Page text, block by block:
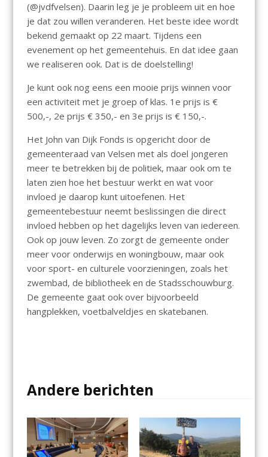
(@jvdfvelsen). Daarin leg je je probleem uit en hoe
je dat zou willen veranderen. Het beste idee wordt
bekend gemaakt op 22 maart. Tijdens een
evenement op het gemeentehuis. En dat idee gaan
we realiseren ook. Dat is de doelstelling!
Je kunt ook nog eens een mooie prijs winnen voor
een activiteit met je groep of klas. 1e prijs is €
500,-, 2e prijs € 350,- en 3e prijs is € 150,-.
Het John van Dijk Fonds is opgericht door de
gemeenteraad van Velsen met als doel jongeren
meer te betrekken bij de politiek, maar ook om te
laten zien hoe het bestuur werkt en wat voor
invloed je daarop kunt uitoefenen. Het
gemeentebestuur neemt beslissingen die direct
invloed hebben op het dagelijks leven van iedereen.
Ook op jouw leven. Zo zorgt de gemeente onder
meer voor onderwijs en woningbouw, maar ook
voor sport- en culturele voorzieningen, zoals het
zwembad, de bibliotheek en de Stadsschouwburg.
De gemeente gaat ook over bijvoorbeeld
hangplekken, voetbalveldjes en skatebanen.
Andere berichten